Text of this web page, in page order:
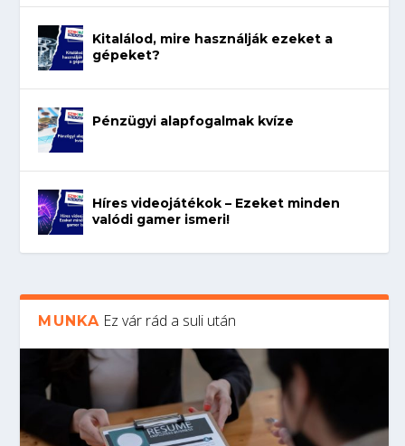
Kitalálod, mire használják ezeket a
gépeket?
Pénzügyi alapfogalmak kvíze
Híres videojátékok – Ezeket minden
valódi gamer ismeri!
MUNKA Ez vár rád a suli után